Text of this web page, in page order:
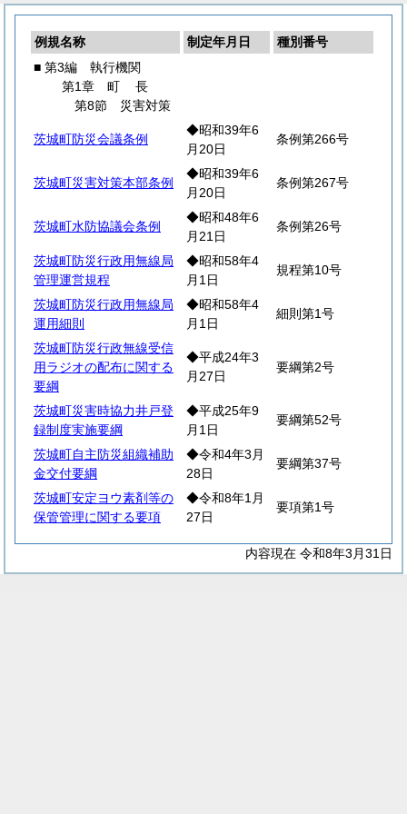
例規名称 制定年月日
種別番号
■ 第3編 執行機関
第1章 町長
第8節 災害対策
茨城町防災会議条例
◆昭和39年6
月20日
条例第266号
茨城町災害対策本部条例
◆昭和39年6
月20日
条例第267号
茨城町水防協議会条例
◆昭和48年6
月21日
条例第26号
茨城町防災行政用無線局
管理運営規程
◆昭和58年4
月1日
規程第10号
茨城町防災行政用無線局
運用細則
◆昭和58年4
月1日
細則第1号
茨城町防災行政無線受信
用ラジオの配布に関する
要綱
◆平成24年3
月27日
要綱第2号
茨城町災害時協力井戸登
録制度実施要綱
◆平成25年9
月1日
要綱第52号
茨城町自主防災組織補助
金交付要綱
◆令和4年3月
28日
要綱第37号
茨城町安定ヨウ素剤等の
保管管理に関する要項
◆令和8年1月
27日
要項第1号
内容現在 令和8年3月31日